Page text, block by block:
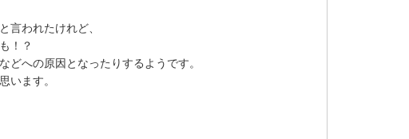
われたけれど、
！？
への原因となったりするようです。
います。